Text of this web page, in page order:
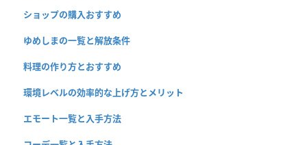
ショップの購入おすすめ
ゆめしまの一覧と解放条件
料理の作り方とおすすめ
環境レベルの効率的な上げ方とメリット
エモート一覧と入手方法